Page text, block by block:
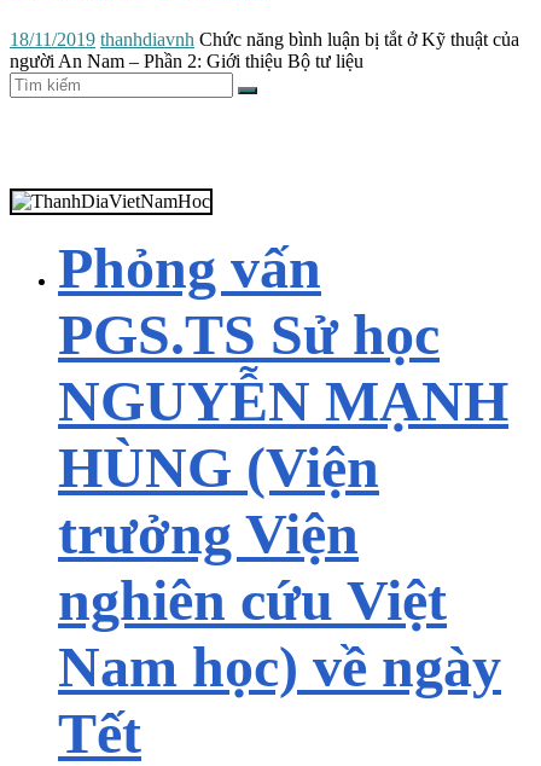
18/11/2019 thanhdiavnh Chức năng bình luận bị tắt ở Kỹ thuật của
người An Nam – Phần 2: Giới thiệu Bộ tư liệu
Phỏng vấn
PGS.TS Sử học
NGUYỄN MẠNH
HÙNG (Viện
trưởng Viện
nghiên cứu Việt
Nam học) về ngày
Tết